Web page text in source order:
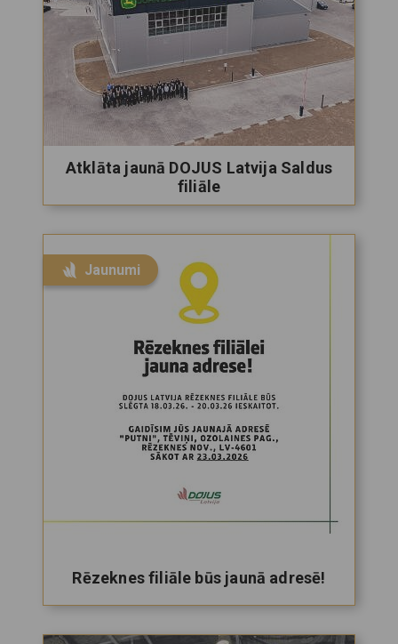
Atklāta jaunā DOJUS Latvija Saldus
filiāle
Jaunumi
Rēzeknes filiāle būs jaunā adresē!